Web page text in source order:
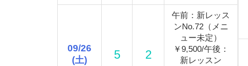
09/26
(土)
5 2
午前：新レッス
ンNo.72（メニ
ュー未定）
￥9,500/午後：
新レッスン